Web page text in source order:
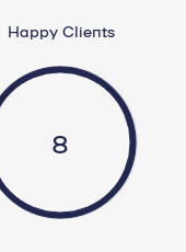
Happy Clients
8